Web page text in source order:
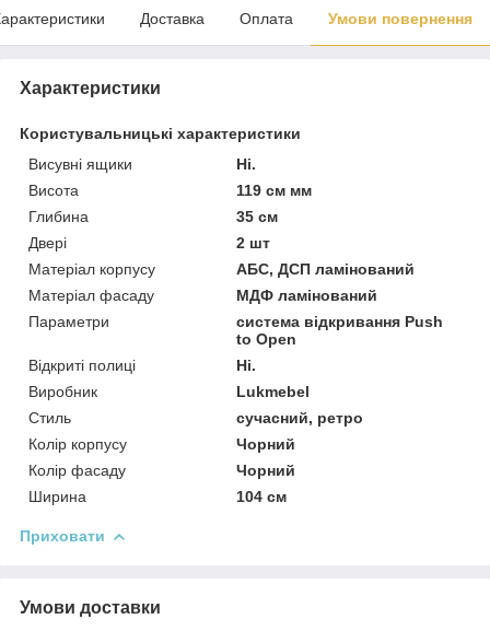
Доставка Оплата Умови повернення
Характеристики
Користувальницькі характеристики
Висувні ящики
Ні.
Висота
119 см мм
Глибина
35 см
Двері
2 шт
Матеріал корпусу
АБС, ДСП ламінований
Матеріал фасаду
МДФ ламінований
Параметри
система відкривання Push
to Open
Відкриті полиці
Ні.
Виробник
Lukmebel
Стиль
сучасний, ретро
Колір корпусу
Чорний
Колір фасаду
Чорний
Ширина
104 см
Приховати
Умови доставки